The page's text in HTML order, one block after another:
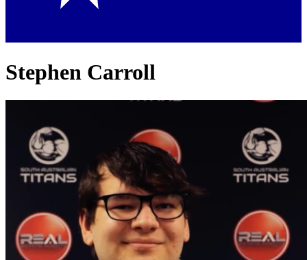
Stephen Carroll